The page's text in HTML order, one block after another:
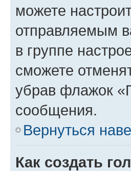
можете
отправляемым
в группе
сможете
убрав флажок
сообщения.
Вернуться
Как создать